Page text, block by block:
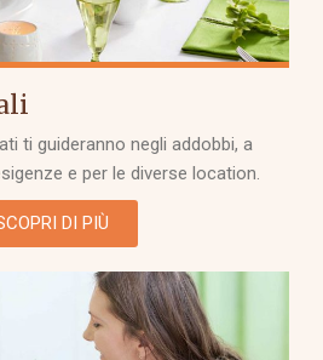
ti guideranno negli addobbi, a
e per le diverse location.
DI PIÙ